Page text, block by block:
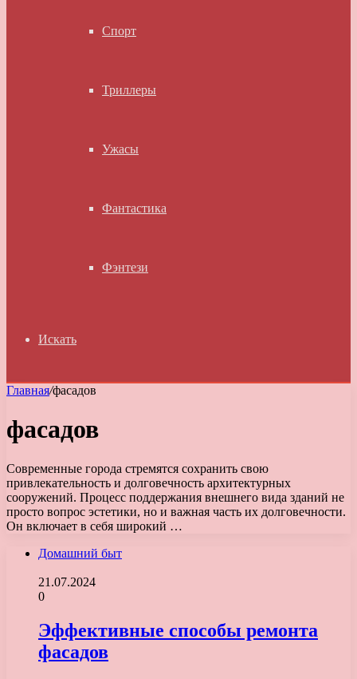
Спорт
Триллеры
Ужасы
Фантастика
Фэнтези
Искать
Главная/фасадов
фасадов
Современные города стремятся сохранить свою
привлекательность и долговечность архитектурных
сооружений. Процесс поддержания внешнего вида зданий не
просто вопрос эстетики, но и важная часть их долговечности.
Он включает в себя широкий …
Домашний быт
21.07.2024
0
Эффективные способы ремонта
фасадов